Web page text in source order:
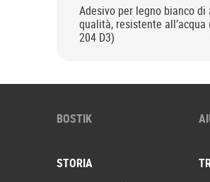
Adesivo per legno bianco di
qualità, resistente all’acqua
204 D3)
BOSTIK
STORIA